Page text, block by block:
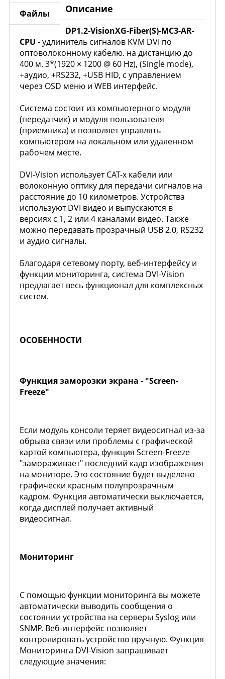
Файлы Описание
DP1.2-VisionXG-Fiber(S)-MC3-AR-
CPU - удлинитель сигналов KVM DVI по
оптоволоконному кабелю. на дистанцию до
400 м. 3*(1920 × 1200 @ 60 Hz), (Single mode),
+аудио, +RS232, +USB HID, c управлением
через OSD меню и WEB интерфейс.
Система состоит из компьютерного модуля
(передатчик) и модуля пользователя
(приемника) и позволяет управлять
компьютером на локальном или удаленном
рабочем месте.
DVI-Vision использует CAT-х кабели или
волоконную оптику для передачи сигналов на
расстояние до 10 километров. Устройства
используют DVI видео и выпускаются в
версиях с 1, 2 или 4 каналами видео. Также
можно передавать прозрачный USB 2.0, RS232
и аудио сигналы.
Благодаря сетевому порту, веб-интерфейсу и
функции мониторинга, система DVI-Vision
предлагает весь функционал для комплексных
систем.
ОСОБЕННОСТИ
Функция заморозки экрана - "Screen-
Freeze"
Если модуль консоли теряет видеосигнал из-за
обрыва связи или проблемы с графической
картой компьютера, функция Screen-Freeze
"замораживает" последний кадр изображения
на мониторе. Это состояние будет выделено
графически красным полупрозрачным
кадром. Функция автоматически выключается,
когда дисплей получает активный
видеосигнал.
Мониторинг
С помощью функции мониторинга вы можете
автоматически выводить сообщения о
состоянии устройства на серверы Syslog или
SNMP. Веб-интерфейс позволяет
контролировать устройство вручную. Функция
Мониторинга DVI-Vision запрашивает
следующие значения: